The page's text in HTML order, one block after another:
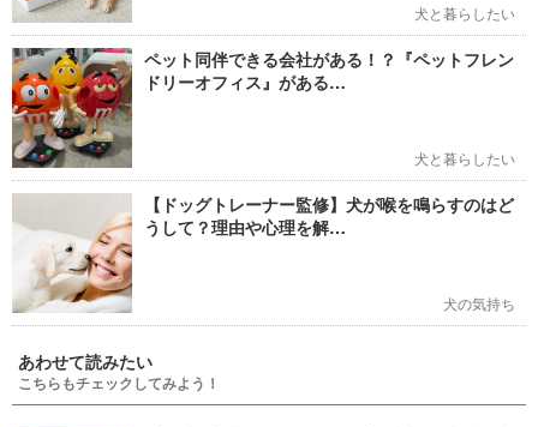
犬と暮らしたい
ペット同伴できる会社がある！？『ペットフレン
ドリーオフィス』がある…
犬と暮らしたい
【ドッグトレーナー監修】犬が喉を鳴らすのはど
うして？理由や心理を解…
犬の気持ち
あわせて読みたい
こちらもチェックしてみよう！